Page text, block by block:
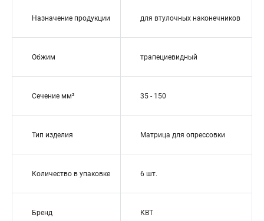
Назначение продукции для втулочных наконечников
Обжим трапециевидный
Сечение мм² 35 - 150
Тип изделия Матрица для опрессовки
Количество в упаковке 6 шт.
Бренд КВТ